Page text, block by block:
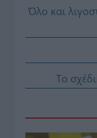
Όλο και
Το